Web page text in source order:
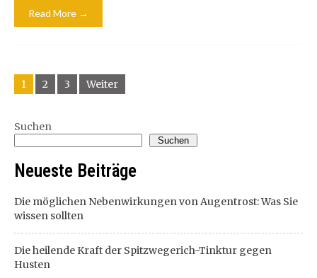
Read More →
Beitragsnavigation
1 2 3 Weiter
Suchen
Suchen
Neueste Beiträge
Die möglichen Nebenwirkungen von Augentrost: Was Sie
wissen sollten
Die heilende Kraft der Spitzwegerich-Tinktur gegen
Husten